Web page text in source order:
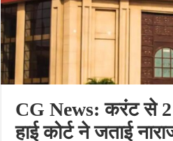
CG News: करंट से 2
हाई कोर्ट ने जताई